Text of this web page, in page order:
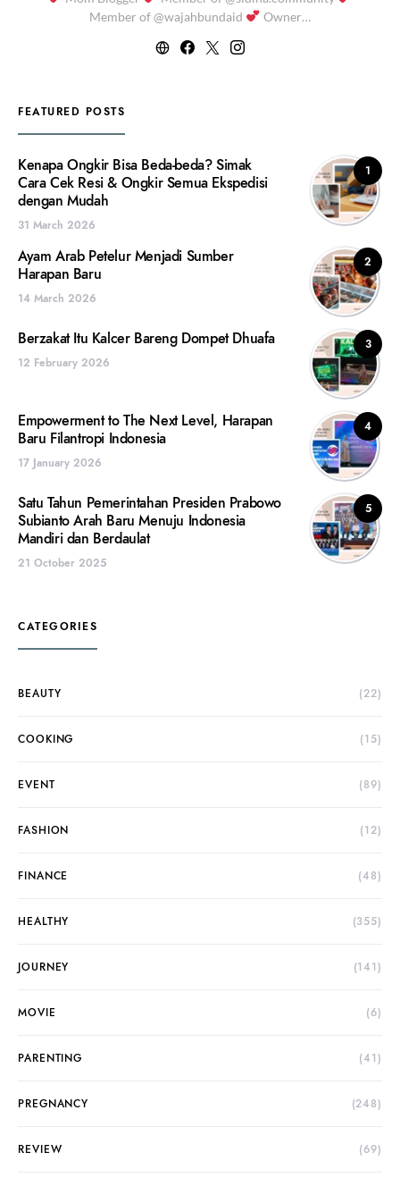
Member of @wajahbundaid
Owner…
FEATURED POSTS
1
Kenapa Ongkir Bisa Beda-beda? Simak
Cara Cek Resi & Ongkir Semua Ekspedisi
dengan Mudah
31 March 2026
2
Ayam Arab Petelur Menjadi Sumber
Harapan Baru
14 March 2026
3
Berzakat Itu Kalcer Bareng Dompet Dhuafa
12 February 2026
4
Empowerment to The Next Level, Harapan
Baru Filantropi Indonesia
17 January 2026
5
Satu Tahun Pemerintahan Presiden Prabowo
Subianto Arah Baru Menuju Indonesia
Mandiri dan Berdaulat
21 October 2025
CATEGORIES
BEAUTY (22)
COOKING (15)
EVENT (89)
FASHION (12)
FINANCE (48)
HEALTHY (355)
JOURNEY (141)
MOVIE (6)
PARENTING (41)
PREGNANCY (248)
REVIEW (69)